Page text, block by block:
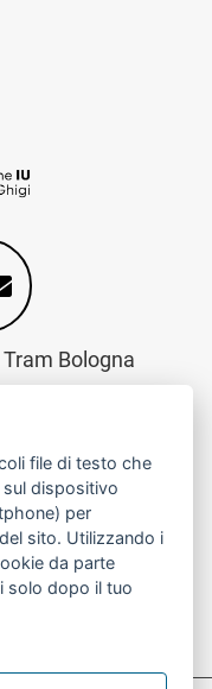
Bologna
nei giorni festivi
file di testo che
dispositivo
per
sito. Utilizzando i
da parte
solo dopo il tuo